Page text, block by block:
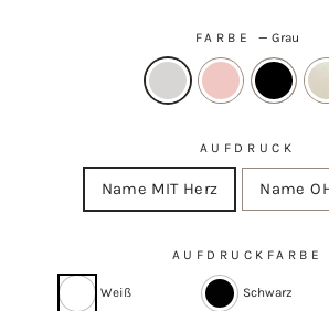
FARBE—Grau
AUFDRUCK
Name MIT Herz Name
AUFDRUCKFARBE
Weiß Schwarz